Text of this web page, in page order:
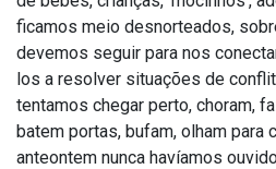
ficamos meio desnorteados,
devemos seguir para nos
los a resolver situações de
tentamos chegar perto, choram,
batem portas, bufam, olham para
anteontem nunca havíamos